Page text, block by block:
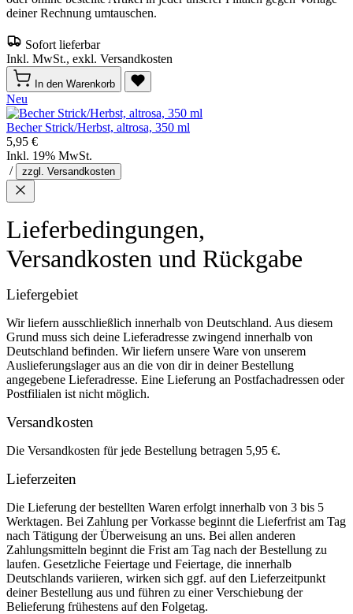
deiner Rechnung umtauschen.
Sofort lieferbar
Inkl. MwSt., exkl. Versandkosten
In den Warenkorb
Neu
Becher Strick/Herbst, altrosa, 350 ml
5,95 €
Inkl. 19% MwSt.
/
zzgl. Versandkosten
Lieferbedingungen,
Versandkosten und Rückgabe
Liefergebiet
Wir liefern ausschließlich innerhalb von Deutschland. Aus diesem
Grund muss sich deine Lieferadresse zwingend innerhalb von
Deutschland befinden. Wir liefern unsere Ware von unserem
Auslieferungslager aus an die von dir in deiner Bestellung
angegebene Lieferadresse. Eine Lieferung an Postfachadressen oder
Postfilialen ist nicht möglich.
Versandkosten
Die Versandkosten für jede Bestellung betragen 5,95 €.
Lieferzeiten
Die Lieferung der bestellten Waren erfolgt innerhalb von 3 bis 5
Werktagen. Bei Zahlung per Vorkasse beginnt die Lieferfrist am Tag
nach Tätigung der Überweisung an uns. Bei allen anderen
Zahlungsmitteln beginnt die Frist am Tag nach der Bestellung zu
laufen. Gesetzliche Feiertage und Feiertage, die innerhalb
Deutschlands variieren, wirken sich ggf. auf den Lieferzeitpunkt
deiner Bestellung aus und führen zu einer Verschiebung der
Belieferung frühestens auf den Folgetag.